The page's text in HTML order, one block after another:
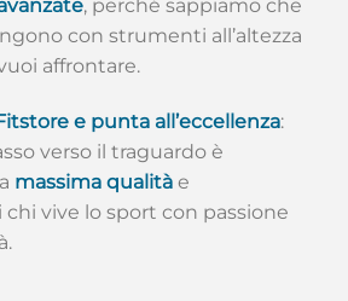
, perché sappiamo che
con strumenti all’altezza
affrontare.
e punta all’eccellenza:
verso il traguardo è
massima qualità e
chi vive lo sport con passione